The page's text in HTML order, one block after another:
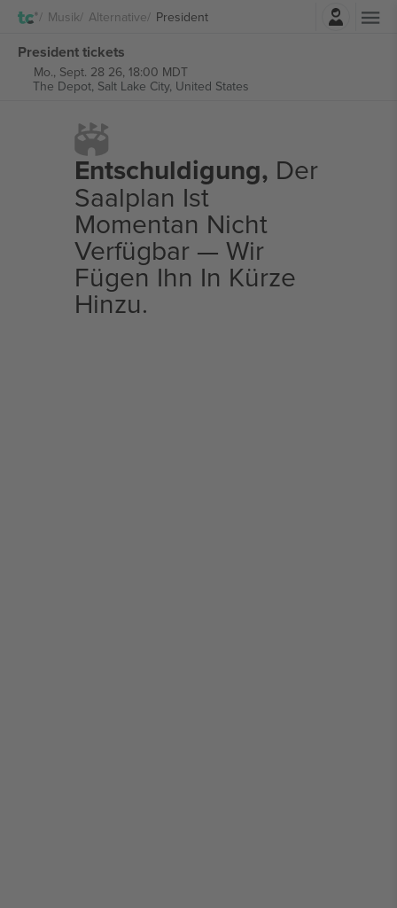
Musik Alternative President
President tickets
Mo., Sept. 28 26, 18:00 MDT
The Depot, Salt Lake City, United States
Entschuldigung, Der
Saalplan Ist
Momentan Nicht
Verfügbar — Wir
Fügen Ihn In Kürze
Hinzu.